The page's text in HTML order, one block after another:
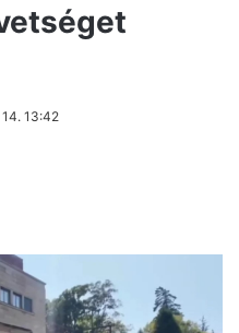
13:42